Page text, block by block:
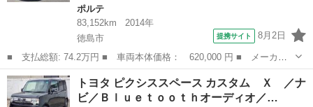
ポルテ
83,152km
2014年
徳島市
提携サイト 8月2日
■ 支払総額: 74.2万円 ■ 車両本体価格： 620,000 円 ■ メーカー
名： トヨタ ■ 車種名： ポルテ ■ グレード名： Ｆ フルセ
グ メモリーナビ ＤＶＤ再生 バックカメラ ＥＴＣ 電動スライ
ドドア ウオー...
徳島 徳島市 ポルテ
トヨタ ピクシススペース カスタム Ｘ ／ナ
ビ／Ｂｌｕｅｔｏｏｔｈオーディオ／…